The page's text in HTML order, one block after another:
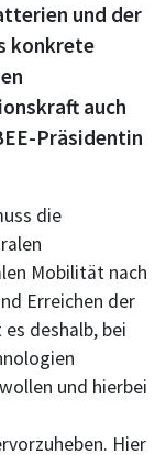
und der
konkrete
auch
Präsidentin
die
Mobilität nach
Erreichen der
deshalb, bei
und hierbei
Hier